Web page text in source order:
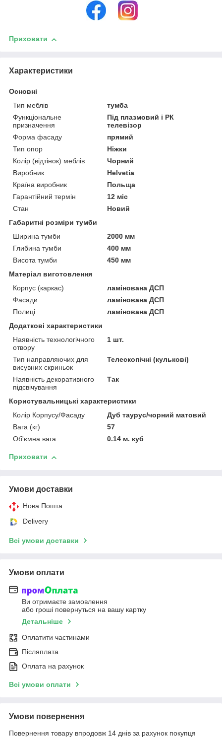
Приховати
Характеристики
Основні
Тип меблів
тумба
Функціональне
призначення
Під плазмовий і РК
телевізор
Форма фасаду
прямий
Тип опор
Ніжки
Колір (відтінок) меблів
Чорний
Виробник
Helvetia
Країна виробник
Польща
Гарантійний термін
12 міс
Стан
Новий
Габаритні розміри тумби
Ширина тумби
2000 мм
Глибина тумби
400 мм
Висота тумби
450 мм
Матеріал виготовлення
Корпус (каркас)
ламінована ДСП
Фасади
ламінована ДСП
Полиці
ламінована ДСП
Додаткові характеристики
Наявність технологічного
отвору
1 шт.
Тип направляючих для
висувних скриньок
Телескопічні (кулькові)
Наявність декоративного
підсвічування
Так
Користувальницькі характеристики
Колір Корпусу/Фасаду
Дуб таурус/чорний матовий
Вага (кг)
57
Об'ємна вага
0.14 м. куб
Приховати
Умови доставки
Нова Пошта
Delivery
Всі умови доставки
Умови оплати
Ви отримаєте замовлення
або гроші повернуться на вашу картку
Детальніше
Оплатити частинами
Післяплата
Оплата на рахунок
Всі умови оплати
Умови повернення
Повернення товару впродовж 14 днів за рахунок покупця